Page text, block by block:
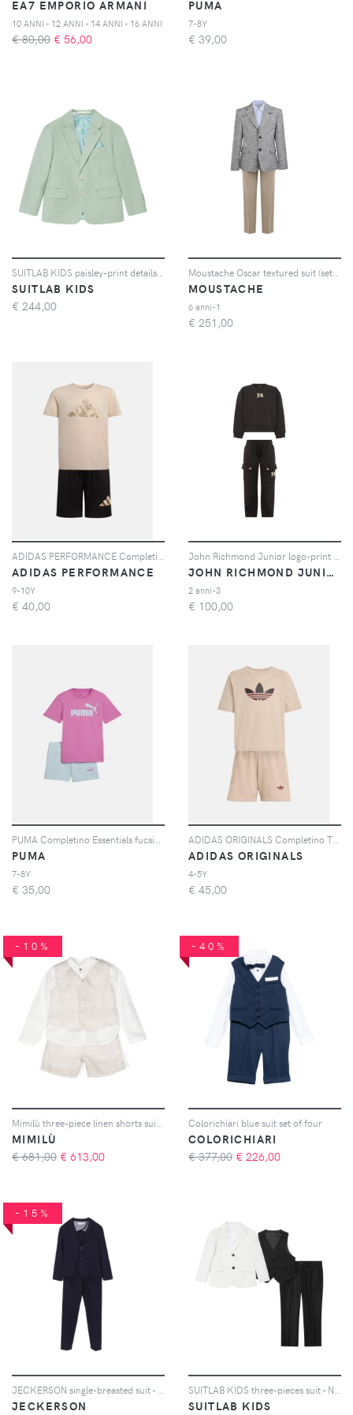
EA7 EMPORIO ARMANI
10 ANNI - 12 ANNI - 14 ANNI - 16 ANNI
€ 80,00 € 56,00
PUMA
7-8Y
€ 39,00
SUITLAB KIDS
€ 244,00
MOUSTACHE
6 anni-1
€ 251,00
ADIDAS PERFORMANCE
9-10Y
€ 40,00
JOHN RICHMOND JUNIOR
2 anni-3
€ 100,00
PUMA
7-8Y
€ 35,00
ADIDAS ORIGINALS
4-5Y
€ 45,00
-10%
MIMILÙ
€ 681,00 € 613,00
-40%
Colorichiari blue suit set of four
COLORICHIARI
€ 377,00 € 226,00
-15%
JECKERSON
SUITLAB KIDS